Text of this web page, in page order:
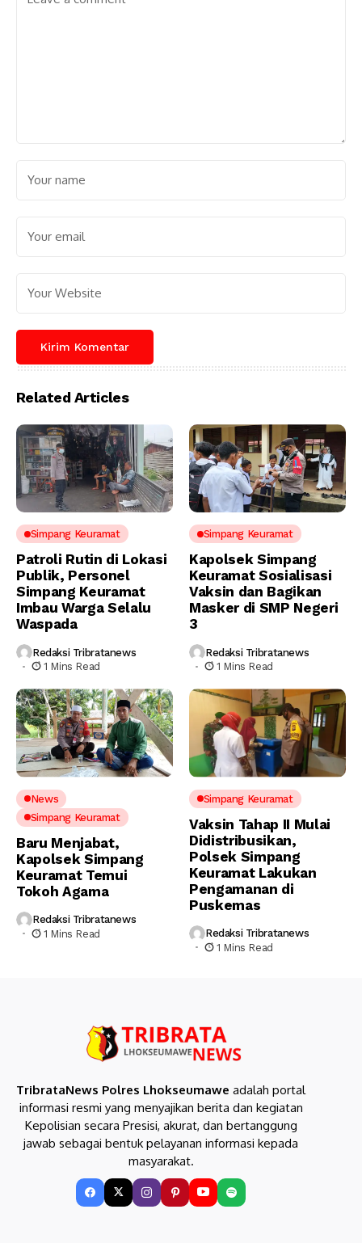
Related Articles
Simpang Keuramat
Patroli Rutin di Lokasi
Publik, Personel
Simpang Keuramat
Imbau Warga Selalu
Waspada
Redaksi Tribratanews
1 Mins Read
Simpang Keuramat
Kapolsek Simpang
Keuramat Sosialisasi
Vaksin dan Bagikan
Masker di SMP Negeri
3
Redaksi Tribratanews
1 Mins Read
News
Simpang Keuramat
Baru Menjabat,
Kapolsek Simpang
Keuramat Temui
Tokoh Agama
Redaksi Tribratanews
1 Mins Read
Simpang Keuramat
Vaksin Tahap II Mulai
Didistribusikan,
Polsek Simpang
Keuramat Lakukan
Pengamanan di
Puskemas
Redaksi Tribratanews
1 Mins Read
TribrataNews Polres Lhokseumawe adalah portal
informasi resmi yang menyajikan berita dan kegiatan
Kepolisian secara Presisi, akurat, dan bertanggung
jawab sebagai bentuk pelayanan informasi kepada
masyarakat.